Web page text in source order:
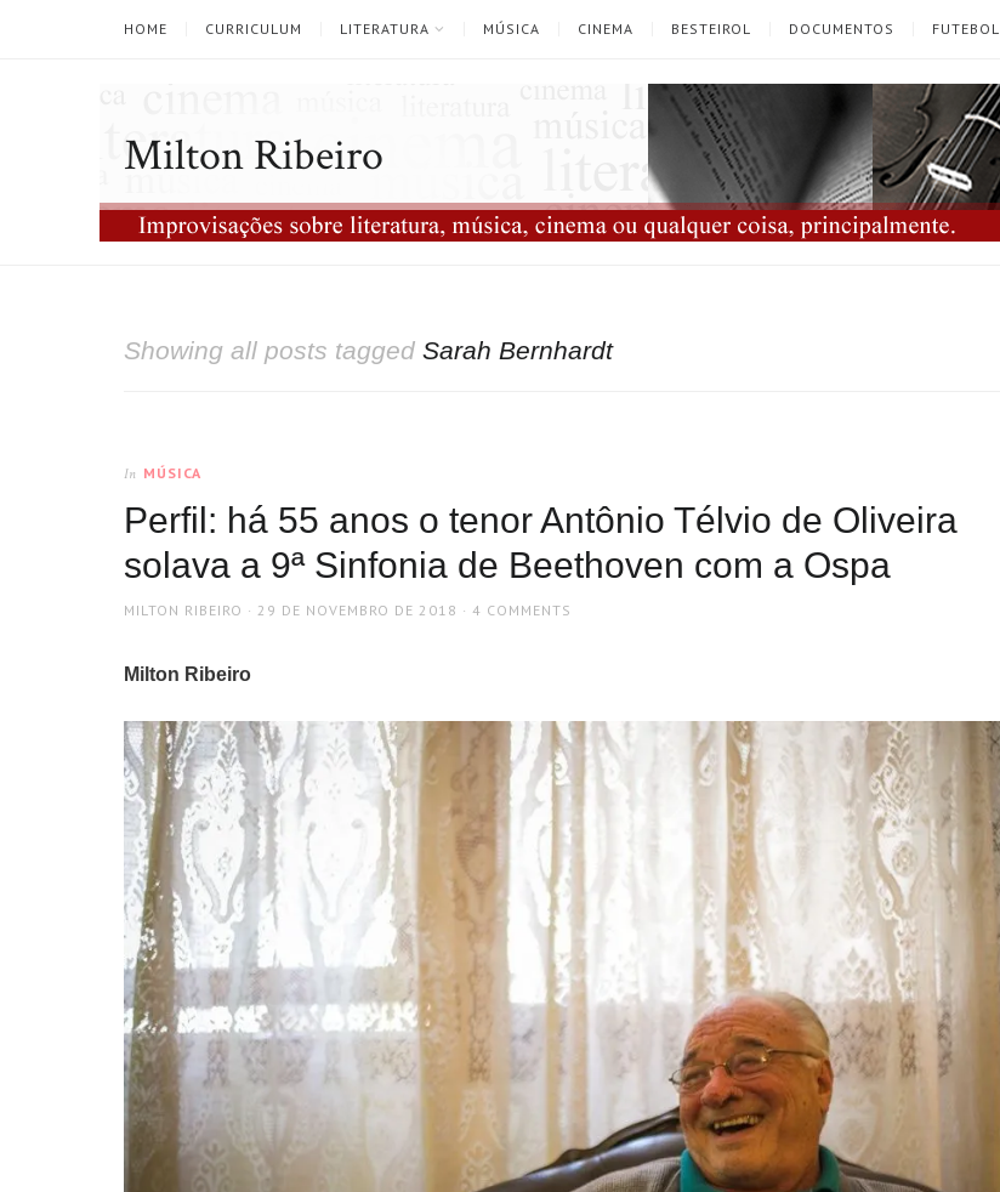
HOME CURRICULUM LITERATURA MÚSICA CINEMA BESTEIROL DOCUMENTOS FUTEBOL
Milton Ribeiro
Showing all posts tagged Sarah Bernhardt
In MÚSICA
Perfil: há 55 anos o tenor Antônio Télvio de Oliveira
solava a 9ª Sinfonia de Beethoven com a Ospa
AUTHOR
MILTON RIBEIRO
POSTED
29 DE NOVEMBRO DE 2018 4 COMMENTS
Milton Ribeiro